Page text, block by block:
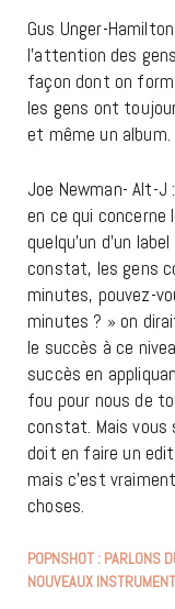
Gus Unger-
l’attention des
façon dont on
les gens ont
et même un album.
Joe Newman- Alt-
en ce qui
quelqu’un d’un
constat, les gens
minutes, pouvez-
minutes ? » on
le succès à ce
succès en
fou pour nous de
constat. Mais
doit en faire un
mais c’est
choses.
POPNSHOT : PARLONS
NOUVEAUX